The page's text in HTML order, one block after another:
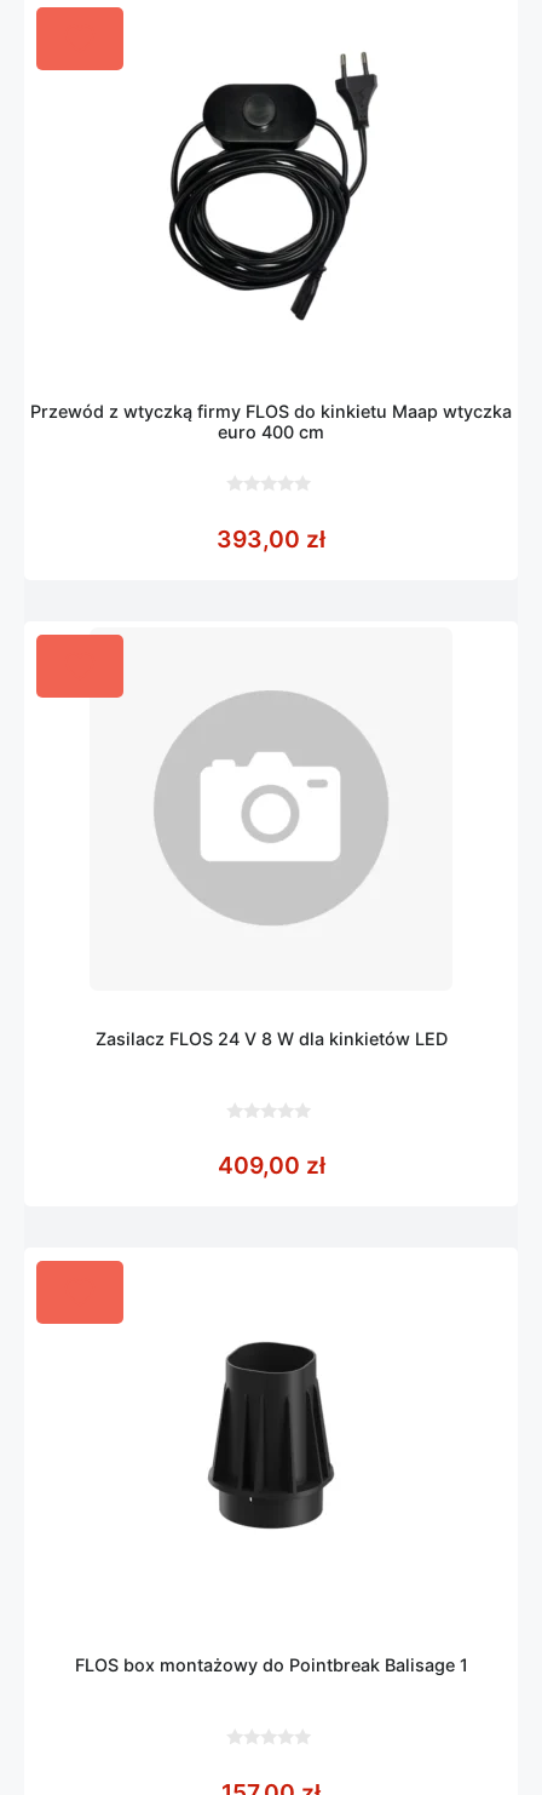
Przewód z wtyczką firmy FLOS do kinkietu Maap wtyczka
euro 400 cm
5
393,00 zł
Zasilacz FLOS 24 V 8 W dla kinkietów LED
5
409,00 zł
FLOS box montażowy do Pointbreak Balisage 1